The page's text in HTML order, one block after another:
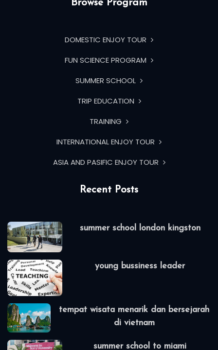
Browse Program
DOMESTIC ENJOY TOUR
FUN SCIENCE PROGRAM
SUMMER SCHOOL
TRIP EDUCATION
TRAINING
INTERNATIONAL ENJOY TOUR
ASIA AND PASIFIC ENJOY TOUR
Recent Posts
summer school london kingston
young bussiness leader
tempat wisata menarik dan bersejarah
di vietnam
summer school to miami